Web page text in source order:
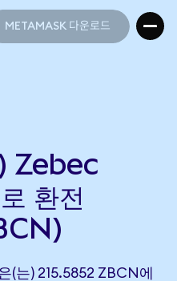
METAMASK 다운로드
Zebec
환전
(는) 215.5852 ZBCN에